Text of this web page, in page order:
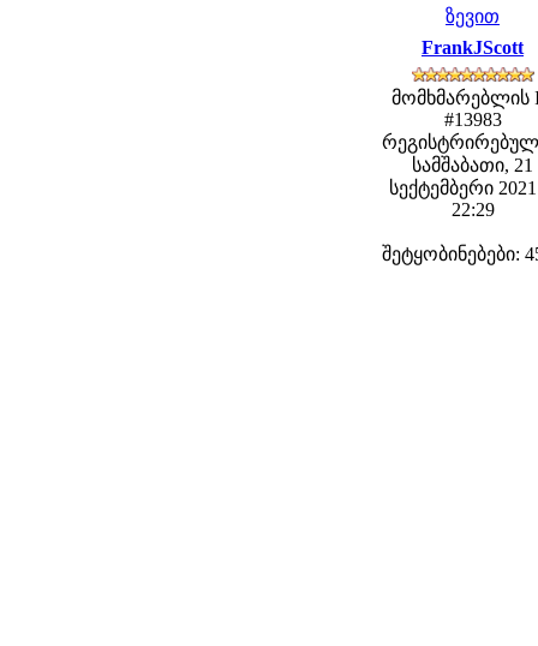
ზევით
FrankJScott
მომხმარებლის
#13983
სამშაბათი, 21
სექტემბერი
22:29
შეტყობინებები: